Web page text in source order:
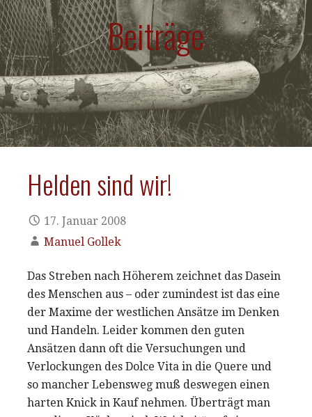
Beiträge
Helden sind wir!
17. Januar 2008
Manuel Gollek
Das Streben nach Höherem zeichnet das Dasein
des Menschen aus – oder zumindest ist das eine
der Maxime der westlichen Ansätze im Denken
und Handeln. Leider kommen den guten
Ansätzen dann oft die Versuchungen und
Verlockungen des Dolce Vita in die Quere und
so mancher Lebensweg muß deswegen einen
harten Knick in Kauf nehmen. Überträgt man